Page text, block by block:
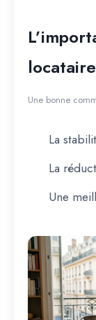
locataire
Une bonne
La
La
Une